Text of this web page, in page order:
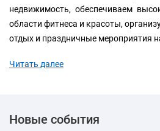
недвижимость, обеспечиваем
области фитнеса и красоты,
отдых и праздничные мероприятия
Читать далее
Новые события